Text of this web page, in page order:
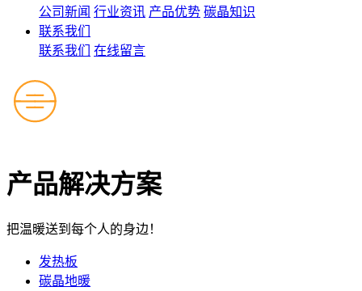
公司新闻 行业资讯 产品优势 碳晶知识
联系我们
联系我们
在线留言
产品解决方案
把温暖送到每个人的身边！
发热板
碳晶地暖